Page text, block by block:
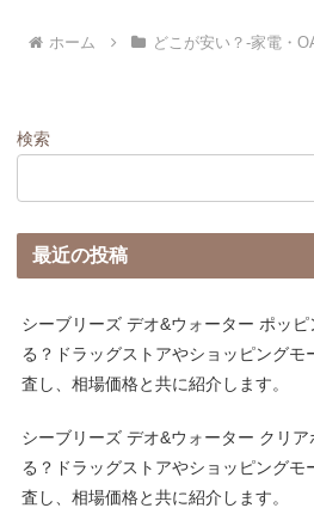
ホーム どこが安い？-家電・
検索
最近の投稿
シーブリーズ デオ&ウォーター ポッピ
る？ドラッグストアやショッピングモ
査し、相場価格と共に紹介します。
シーブリーズ デオ&ウォーター クリア
る？ドラッグストアやショッピングモ
査し、相場価格と共に紹介します。